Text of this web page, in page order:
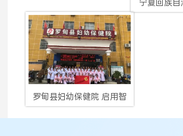
罗甸县妇幼保健院 启用智